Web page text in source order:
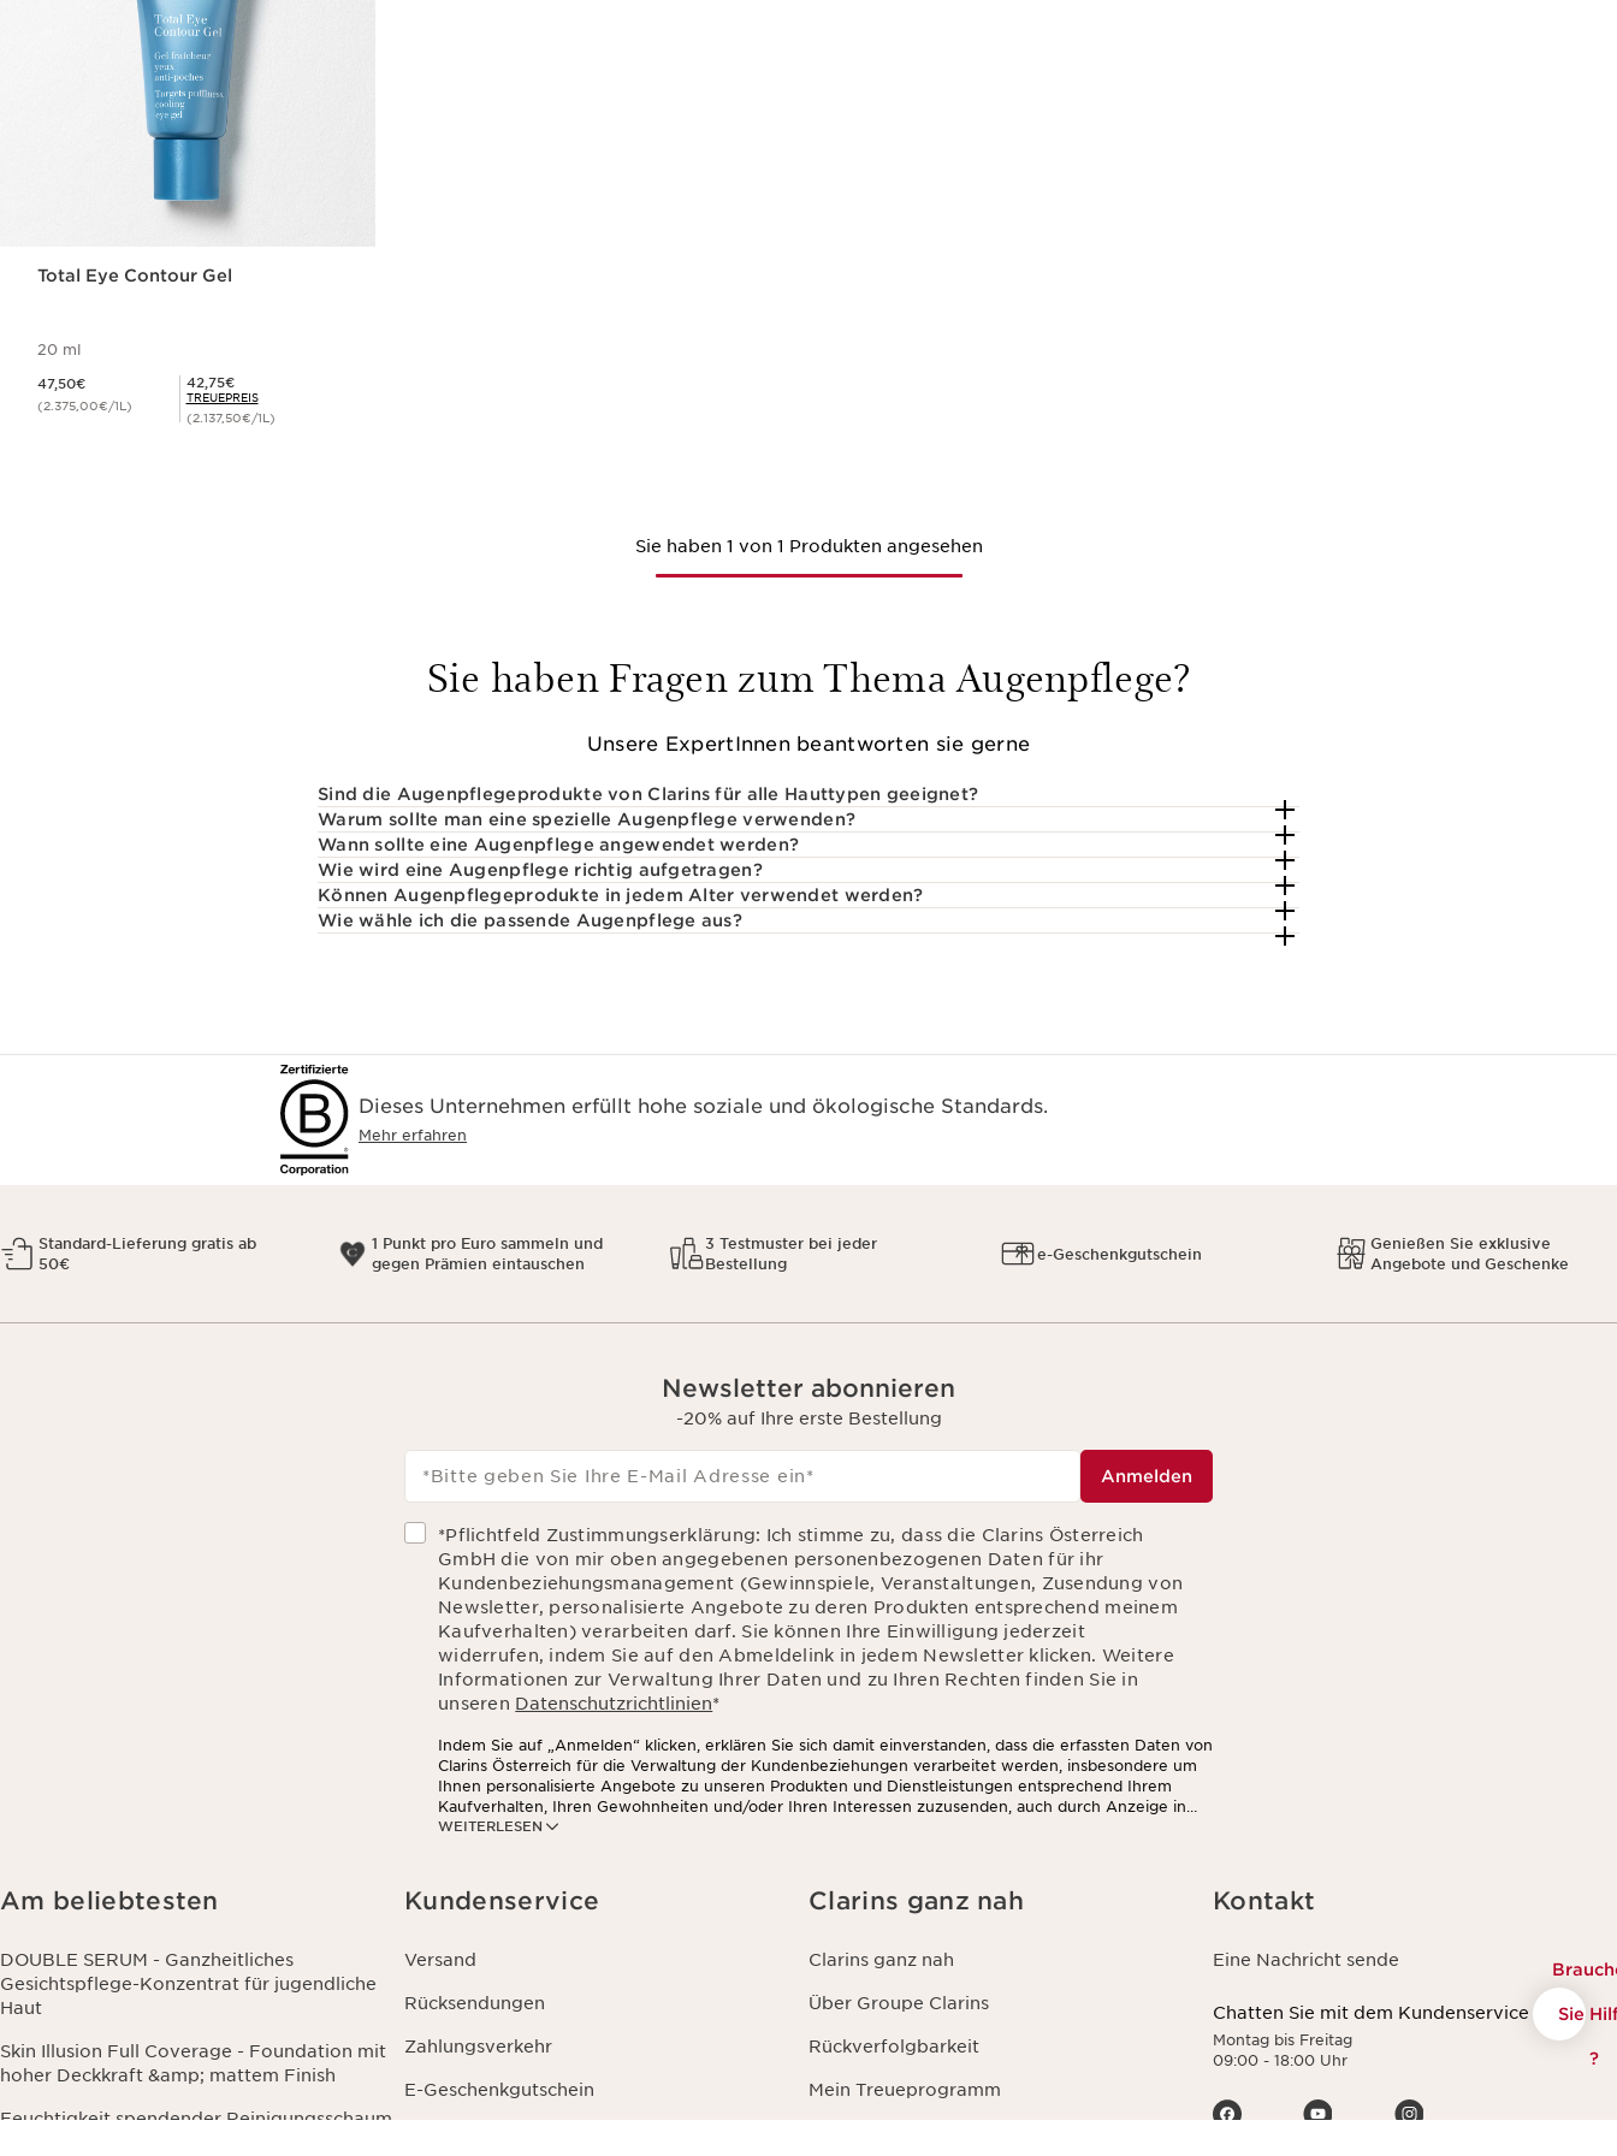
Total Eye Contour Gel
20 ml
47,50€
(2.375,00€/1L)
Mitgliederpreis 42,75€
42,75€
TREUEPREIS
(2.137,50€/1L)
Sie haben 1 von 1 Produkten angesehen
Sie haben Fragen zum Thema Augenpflege?
Unsere ExpertInnen beantworten sie gerne
Sind die Augenpflegeprodukte von Clarins für alle Hauttypen geeignet?
Warum sollte man eine spezielle Augenpflege verwenden?
Wann sollte eine Augenpflege angewendet werden?
Wie wird eine Augenpflege richtig aufgetragen?
Können Augenpflegeprodukte in jedem Alter verwendet werden?
Wie wähle ich die passende Augenpflege aus?
Sie
?
Dieses Unternehmen erfüllt hohe soziale und ökologische Standards.
Mehr erfahren
Standard-Lieferung gratis ab
50€
1 Punkt pro Euro sammeln und
gegen Prämien eintauschen
3 Testmuster bei jeder
Bestellung
e-Geschenkgutschein
Genießen Sie exklusive
Angebote und Geschenke
Newsletter abonnieren
-20% auf Ihre erste Bestellung
*Bitte geben Sie Ihre E-Mail Adresse ein* Anmelden
*Pflichtfeld Zustimmungserklärung: Ich stimme zu, dass die Clarins Österreich
GmbH die von mir oben angegebenen personenbezogenen Daten für ihr
Kundenbeziehungsmanagement (Gewinnspiele, Veranstaltungen, Zusendung von
Newsletter, personalisierte Angebote zu deren Produkten entsprechend meinem
Kaufverhalten) verarbeiten darf. Sie können Ihre Einwilligung jederzeit
widerrufen, indem Sie auf den Abmeldelink in jedem Newsletter klicken. Weitere
Informationen zur Verwaltung Ihrer Daten und zu Ihren Rechten finden Sie in
unseren Datenschutzrichtlinien*
WEITERLESEN
Indem Sie auf „Anmelden“ klicken, erklären Sie sich damit einverstanden, dass die erfassten Daten von
Clarins Österreich für die Verwaltung der Kundenbeziehungen verarbeitet werden, insbesondere um
Ihnen personalisierte Angebote zu unseren Produkten und Dienstleistungen entsprechend Ihrem
Kaufverhalten, Ihren Gewohnheiten und/oder Ihren Interessen zuzusenden, auch durch Anzeige in
sozialen Netzwerken und auf Websites Dritter, sowie für analytische Zwecke.
Am beliebtesten
DOUBLE SERUM - Ganzheitliches
Gesichtspflege-Konzentrat für jugendliche
Haut
Skin Illusion Full Coverage - Foundation mit
hoher Deckkraft &amp; mattem Finish
Feuchtigkeit spendender Reinigungsschaum
Kundenservice
Versand
Rücksendungen
Zahlungsverkehr
E-Geschenkgutschein
Clarins ganz nah
Clarins ganz nah
Über Groupe Clarins
Rückverfolgbarkeit
Mein Treueprogramm
Kontakt
Eine Nachricht sende
Chatten Sie mit dem Kundenservice
Montag bis Freitag
09:00 - 18:00 Uhr